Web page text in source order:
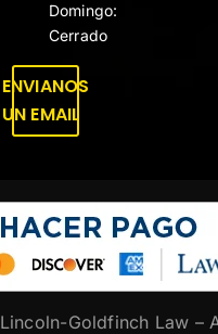
Domingo:
Cerrado
ENVIANOS
UN EMAIL
Lincoln-Goldfinch Law –